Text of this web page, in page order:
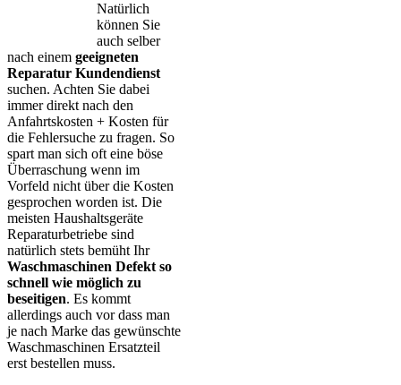
Natürlich
können Sie
auch selber
nach einem geeigneten
Reparatur Kundendienst
suchen. Achten Sie dabei
immer direkt nach den
Anfahrtskosten + Kosten für
die Fehlersuche zu fragen. So
spart man sich oft eine böse
Überraschung wenn im
Vorfeld nicht über die Kosten
gesprochen worden ist. Die
meisten Haushaltsgeräte
Reparaturbetriebe sind
natürlich stets bemüht Ihr
Waschmaschinen Defekt so
schnell wie möglich zu
beseitigen. Es kommt
allerdings auch vor dass man
je nach Marke das gewünschte
Waschmaschinen Ersatzteil
erst bestellen muss.